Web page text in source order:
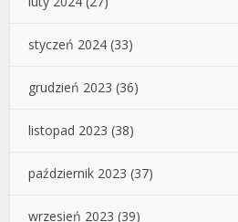
styczeń 2024 (33)
grudzień 2023 (36)
listopad 2023 (38)
październik 2023 (37)
wrzesień 2023 (39)